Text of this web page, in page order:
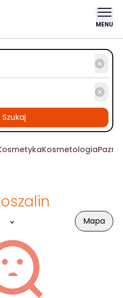
MENU
Szukaj
Kosmetologia
Mapa